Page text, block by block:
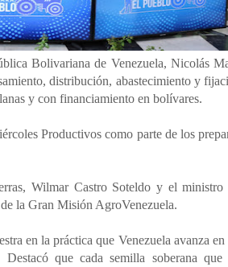
Bolivariana de Venezuela, Nicolás
distribución, abastecimiento y
y con financiamiento en bolívares.
Productivos como parte de los
Wilmar Castro Soteldo y el ministro
la Gran Misión AgroVenezuela.
en la práctica que Venezuela avanza
Destacó que cada semilla soberana que